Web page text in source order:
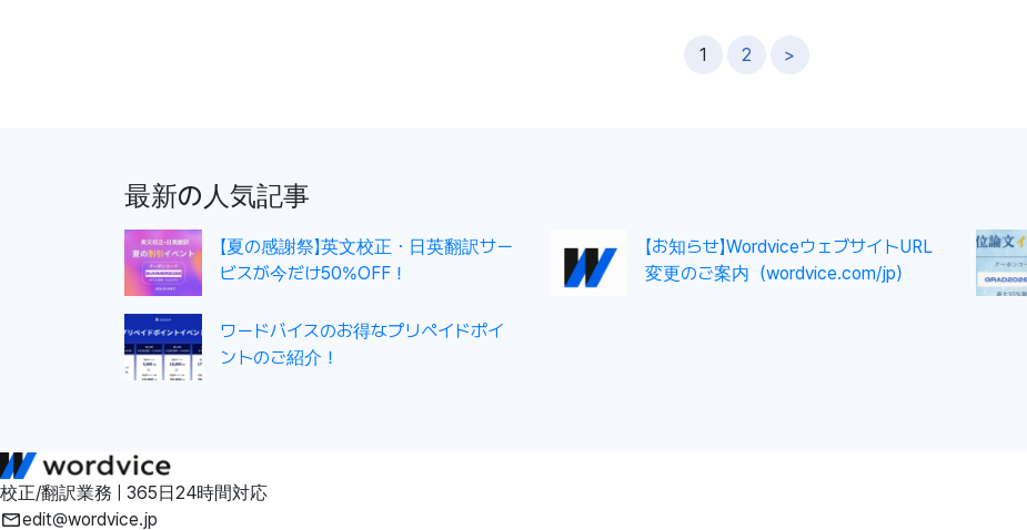
1 2 >
最新の人気記事
【夏の感謝祭】英文校正・日英翻訳サー
ビスが今だけ50%OFF！
【お知らせ】WordviceウェブサイトURL
変更のご案内（wordvice.com/jp）
ワードバイスのお得なプリペイドポイ
ントのご紹介！
校正/翻訳業務 | 365日24時間対応
edit@wordvice.jp